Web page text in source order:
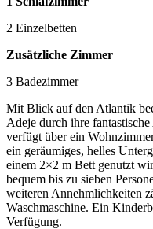
2 Einzelbetten
Zusätzliche Zimmer
3 Badezimmer
Mit Blick auf den Atlantik
Adeje durch ihre
verfügt über ein
ein geräumiges, helles
einem 2×2 m Bett genutzt
bequem bis zu sieben
weiteren Annehmlichkeiten
Waschmaschine. Ein
Verfügung.